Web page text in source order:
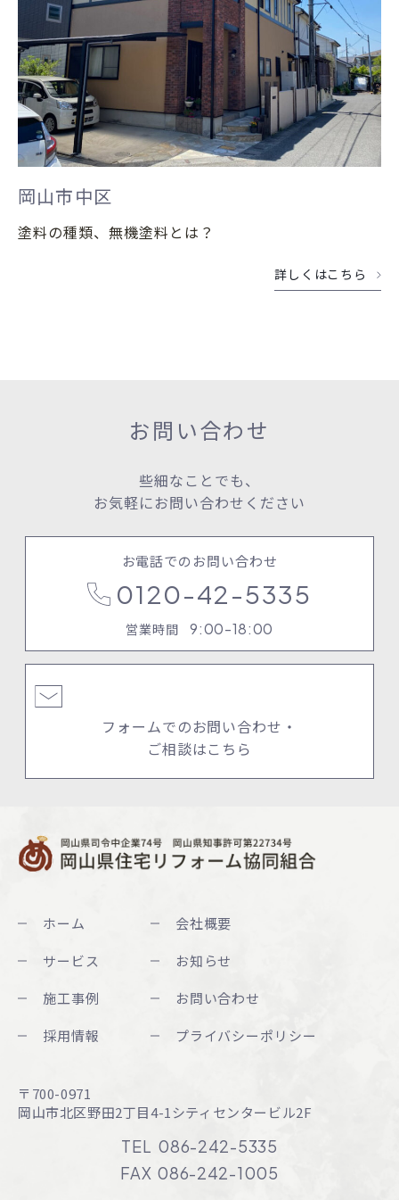
岡山市中区
塗料の種類、無機塗料とは？
詳しくはこちら
お問い合わせ
些細なことでも、
お気軽にお問い合わせください
お電話でのお問い合わせ
0120-42-5335
営業時間 9:00-18:00
フォームでのお問い合わせ・
ご相談はこちら
ホーム
サービス
施工事例
採用情報
会社概要
お知らせ
お問い合わせ
プライバシーポリシー
〒700-0971
岡山市北区野田2丁目4-1シティセンタービル2F
TEL 086-242-5335
FAX 086-242-1005